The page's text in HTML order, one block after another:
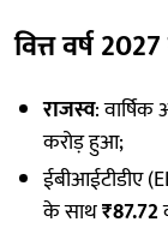
वित्त वर्ष
राजस्व:
करोड़ हुआ;
ईबीआईटीडीए
के साथ₹87.72